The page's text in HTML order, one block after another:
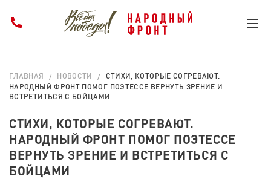
ГЛАВНАЯ НОВОСТИ
СТИХИ, КОТОРЫЕ СОГРЕВАЮТ.
НАРОДНЫЙ ФРОНТ ПОМОГ ПОЭТЕССЕ ВЕРНУТЬ ЗРЕНИЕ И
ВСТРЕТИТЬСЯ С БОЙЦАМИ
СТИХИ, КОТОРЫЕ СОГРЕВАЮТ.
НАРОДНЫЙ ФРОНТ ПОМОГ ПОЭТЕССЕ
ВЕРНУТЬ ЗРЕНИЕ И ВСТРЕТИТЬСЯ С
БОЙЦАМИ